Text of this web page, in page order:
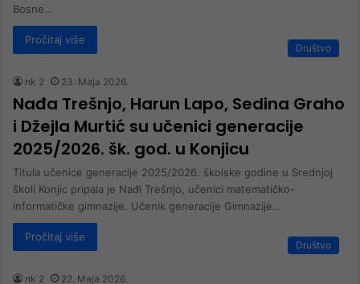
Bosne…
Pročitaj više
Društvo
nk 2 23. Maja 2026.
Nađa Trešnjo, Harun Lapo, Sedina Graho
i Džejla Murtić su učenici generacije
2025/2026. šk. god. u Konjicu
Titula učenice generacije 2025/2026. školske godine u Srednjoj
školi Konjic pripala je Nađi Trešnjo, učenici matematičko-
informatičke gimnazije. Učenik generacije Gimnazije…
Pročitaj više
Društvo
nk 2 22. Maja 2026.